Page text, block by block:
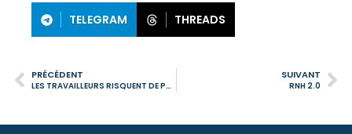
TELEGRAM THREADS
PRÉCÉDENT
LES TRAVAILLEURS RISQUENT DE PAYER L’IRS EN 2025 AVEC LA BAISSE SUPPLÉMENTAIRE DES RÉDUCTIONS, PRÉVIENT L’ORDRE DES COMPTABLES
SUIVANT
RNH 2.0